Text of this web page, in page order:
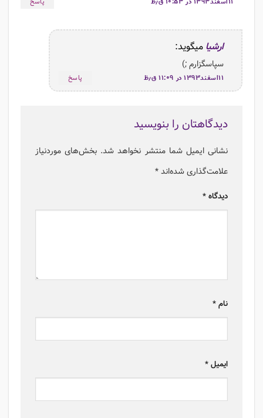
ارشیا میگوید:
سپاسگزارم ;)
۱۱اسفند۱۳۹۳ در ۱۱:۰۹ ق٫ظ پاسخ
دیدگاهتان را بنویسید
نشانی ایمیل شما منتشر نخواهد شد. بخش‌های موردنیاز
علامت‌گذاری شده‌اند*
دیدگاه *
نام *
ایمیل *